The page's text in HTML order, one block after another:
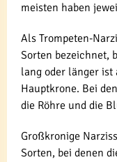
meisten haben
Als Trompeten-
Sorten bezeichnet,
lang oder länger
Hauptkrone. Bei
die Röhre und die
Großkronige
Sorten, bei denen